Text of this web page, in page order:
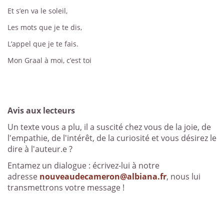
Et s’en va le soleil,
Les mots que je te dis,
L’appel que je te fais.
Mon Graal à moi, c’est toi
Avis aux lecteurs
Un texte vous a plu, il a suscité chez vous de la joie, de
l'empathie, de l'intérêt, de la curiosité et vous désirez le
dire à l'auteur.e ?
Entamez un dialogue : écrivez-lui à notre
adresse nouveaudecameron@albiana.fr, nous lui
transmettrons votre message !